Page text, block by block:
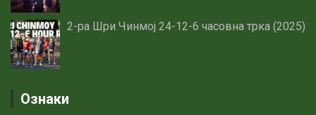
2-ра Шри Чинмој 24-12-6 часовна трка (2025)
Ознаки